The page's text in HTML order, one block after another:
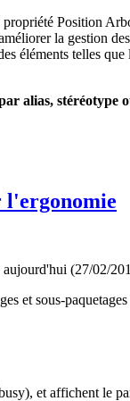
Position
la gestion
éléments telles
alias, stéréotype
l'ergonomie
aujourd'hui (27/02/
et sous-
et affichent le